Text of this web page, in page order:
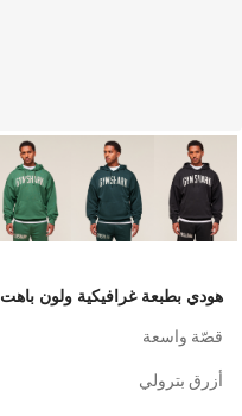
هودي بطبعة غرافيكية ولون باهت
قصّة واسعة
أزرق بترولي